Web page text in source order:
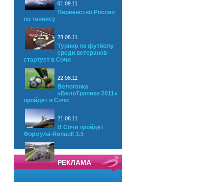
01.09.11
Первенство России
по теннису
28.08.11
Турнир по футболу
среди ветеранов
стартует в Сочи
22.08.11
Велогонка
«ВелоТропики 2011»
пройдет в Сочи
21.08.11
В Сочи пройдет
Формула-Renault 3.5
РЕКЛАМА